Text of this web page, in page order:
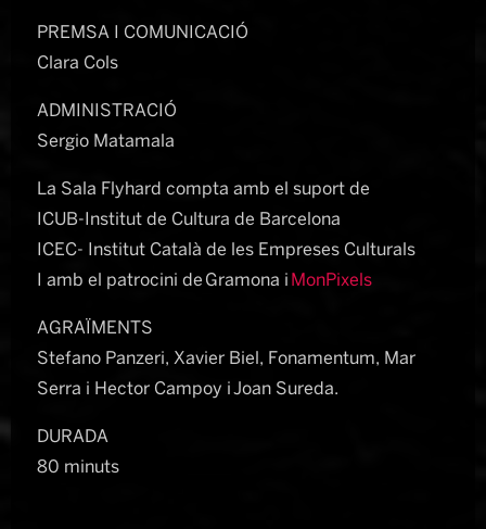
PREMSA I COMUNICACIÓ
Clara Cols
ADMINISTRACIÓ
Sergio Matamala
La Sala Flyhard compta amb el suport de
ICUB-Institut de Cultura de Barcelona
ICEC- Institut Català de les Empreses Culturals
I amb el patrocini de Gramona i MonPixels
AGRAÏMENTS
Stefano Panzeri, Xavier Biel, Fonamentum, Mar
Serra i Hector Campoy i Joan Sureda.
DURADA
80 minuts